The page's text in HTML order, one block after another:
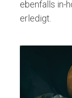
ebenfalls in-
erledigt.